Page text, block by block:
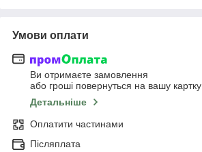
Умови оплати
Ви отримаєте замовлення
або гроші повернуться на вашу картку
Детальніше
Оплатити частинами
Післяплата